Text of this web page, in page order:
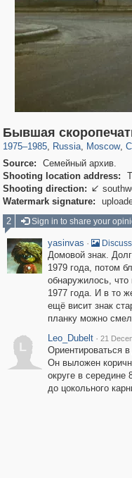
Бывшая
1975–1985, Russia
1,406,274
, Moscow
319,780 8,286
,
159,978
Source:
Семейный архив.
Shooting location address:
Shooting direction: 
Watermark signature:
2
Sign in to share your
yasinvas ·
Домовой знак.
1979 года, потом
обнаружилось, что
1977 года. И в то
ещё висит знак
планку можно
L
Leo_Dubelt · 21
Ориентироваться
Он выложен
округе в
до цокольного